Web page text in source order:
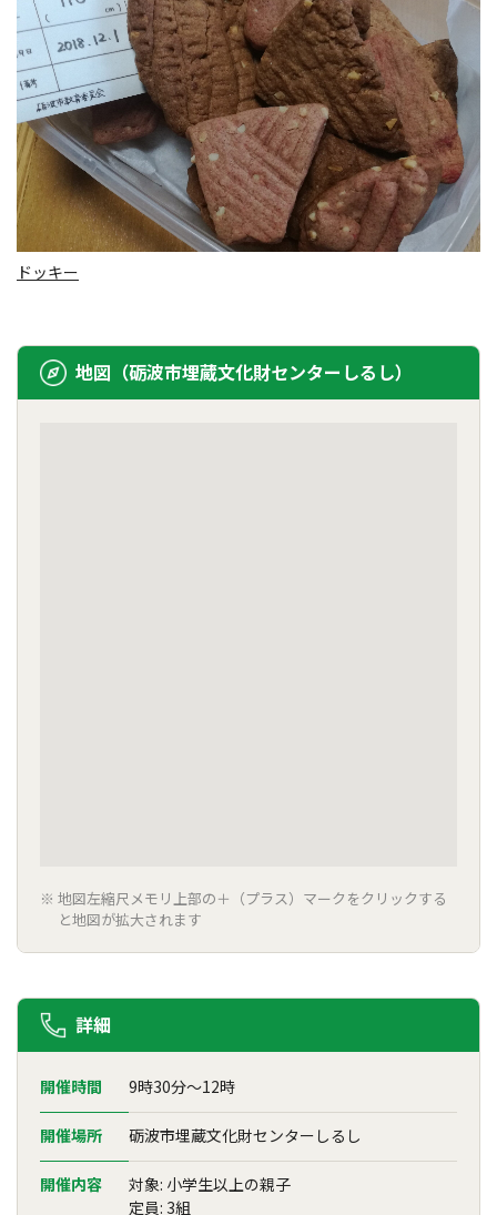
ドッキー
地図（砺波市埋蔵文化財センターしるし）
地図左縮尺メモリ上部の＋（プラス）マークをクリックする
と地図が拡大されます
詳細
開催時間 9時30分～12時
開催場所 砺波市埋蔵文化財センターしるし
開催内容
対象: 小学生以上の親子
定員: 3組